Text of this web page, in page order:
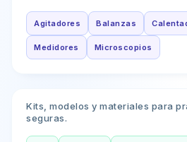
Agitadores Balanzas
Medidores Microscopios
Kits, modelos y materiales para
seguras.